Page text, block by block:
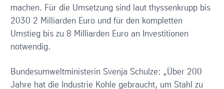
machen. Für die Umsetzung sind laut thyssenkrupp bis
2030 2 Milliarden Euro und für den kompletten
Umstieg bis zu 8 Milliarden Euro an Investitionen
notwendig.
Bundesumweltministerin Svenja Schulze: „Über 200
Jahre hat die Industrie Kohle gebraucht, um Stahl zu